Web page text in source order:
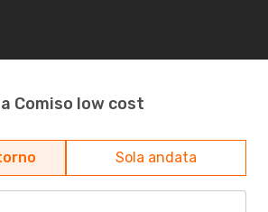
Comiso low cost
Sola andata